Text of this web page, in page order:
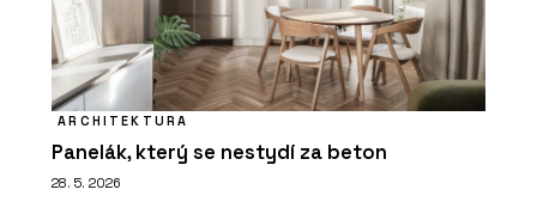
ARCHITEKTURA
Panelák, který se nestydí za beton
28. 5. 2026